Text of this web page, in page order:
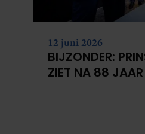
12 juni 2026
BIJZONDER:
ZIET NA 88